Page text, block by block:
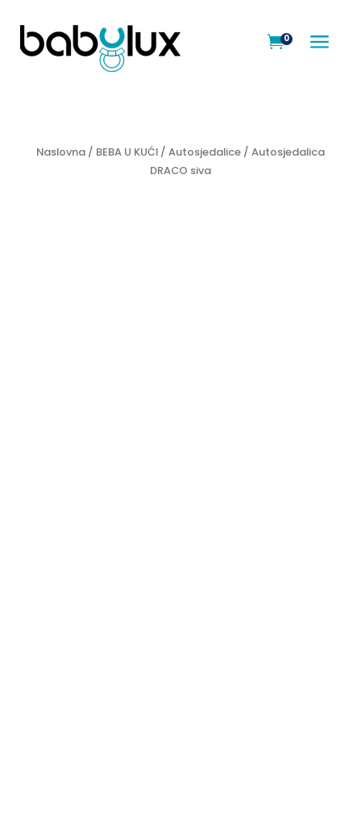
a
0
Naslovna/ BEBA U KUĆI/ Autosjedalice/ Autosjedalica
DRACO siva